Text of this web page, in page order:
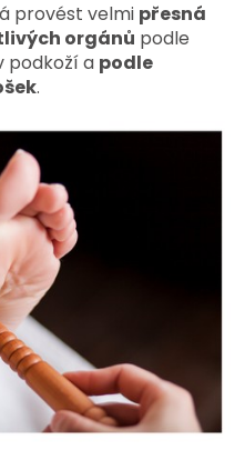
provést velmi přesná
orgánů podle
podkoží a podle
.